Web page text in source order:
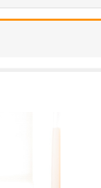
スラージュ(Soulage)」
フランス語で「ほっと